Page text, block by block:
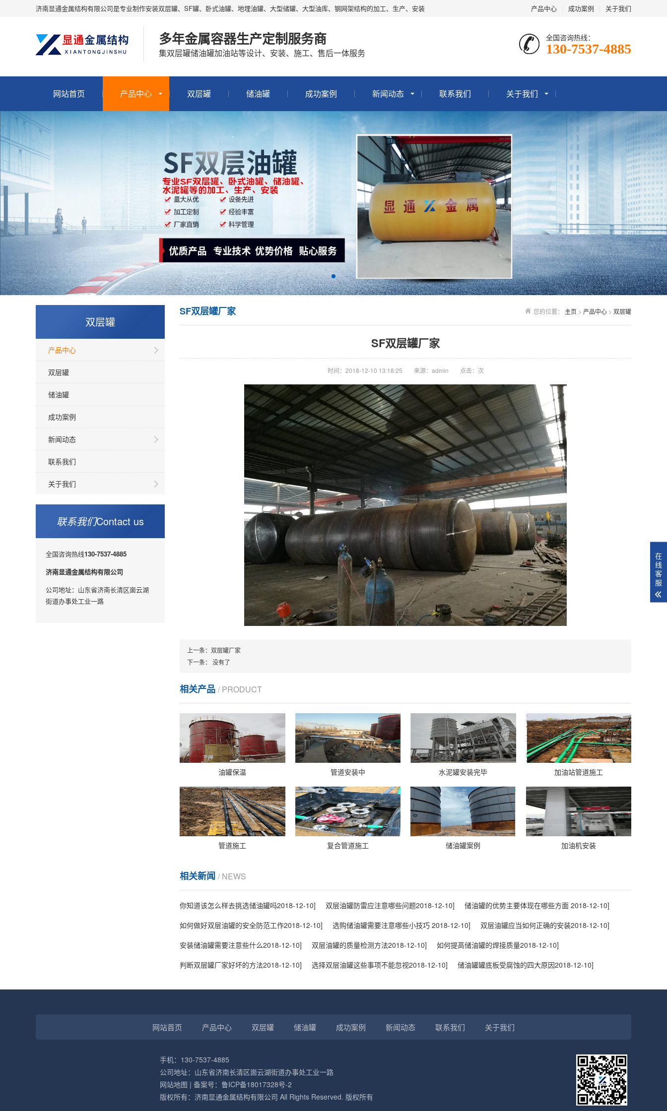
济南显通金属结构有限公司是专业制作安装双层罐、SF罐、卧式油罐、地埋油罐、大型储罐、大型油库、钢网架结构的加工、生产、安装 产品中心 成功案例 关于我们
多年金属容器生产定制服务商
集双层罐储油罐加油站等设计、安装、施工、售后一体服务
全国咨询热线：
130-7537-4885
网站首页 产品中心 双层罐 储油罐 成功案例 新闻动态 联系我们 关于我们
双层罐
产品中心
双层罐
储油罐
成功案例
新闻动态
联系我们
关于我们
联系我们Contact us
全国咨询热线130-7537-4885
济南显通金属结构有限公司
公司地址：山东省济南长清区崮云湖
街道办事处工业一路
您的位置： 主页 > 产品中心 > 双层罐
SF双层罐厂家
SF双层罐厂家
时间：2018-12-10 13:18:25 来源：admin 点击： 次
上一条： 双层罐厂家
下一条：
没有了
相关产品 / PRODUCT
油罐保温 管道安装中 水泥罐安装完毕 加油站管道施工
管道施工 复合管道施工 储油罐案例 加油机安装
相关新闻 / NEWS
你知道该怎么样去挑选储油罐吗2018-12-10] 双层油罐防雷应注意哪些问题2018-12-10] 储油罐的优势主要体现在哪些方面 2018-12-10]
如何做好双层油罐的安全防范工作2018-12-10] 选购储油罐需要注意哪些小技巧 2018-12-10] 双层油罐应当如何正确的安装2018-12-10]
安装储油罐需要注意些什么2018-12-10] 双层油罐的质量检测方法2018-12-10] 如何提高储油罐的焊接质量2018-12-10]
判断双层罐厂家好坏的方法2018-12-10] 选择双层油罐这些事项不能忽视2018-12-10] 储油罐罐底板受腐蚀的四大原因2018-12-10]
网站首页 产品中心 双层罐 储油罐 成功案例 新闻动态 联系我们 关于我们
手机：130-7537-4885
公司地址：山东省济南长清区崮云湖街道办事处工业一路
网站地图 | 备案号： 鲁ICP备18017328号-2
版权所有：济南显通金属结构有限公司 All Rights Reserved. 版权所有
在
线
客
服